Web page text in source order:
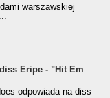
warszawskiej
Eripe - "Hit Em
odpowiada na diss